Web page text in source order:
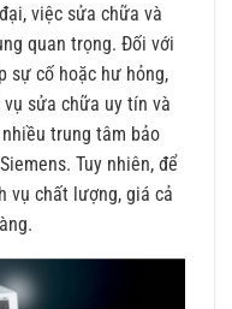
việc sửa chữa và
quan trọng. Đối với
sự cố hoặc hư hỏng,
sửa chữa uy tín và
trung tâm bảo
Tuy nhiên, để
vụ chất lượng, giá cả